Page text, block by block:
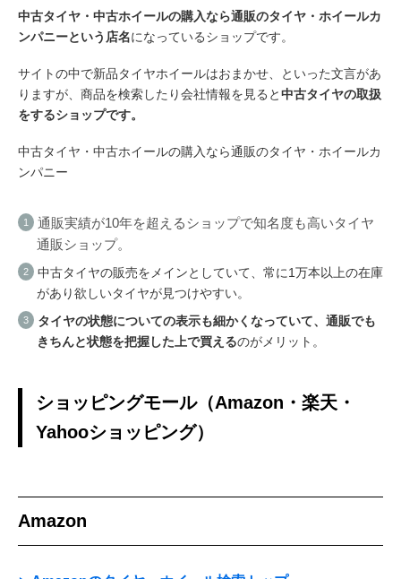
中古タイヤ・中古ホイールの購入なら通販のタイヤ・ホイールカ
ンパニーという店名になっているショップです。
サイトの中で新品タイヤホイールはおまかせ、といった文言があ
りますが、商品を検索したり会社情報を見ると中古タイヤの取扱
をするショップです。
中古タイヤ・中古ホイールの購入なら通販のタイヤ・ホイールカ
ンパニー
通販実績が10年を超えるショップで知名度も高いタイヤ
通販ショップ。
中古タイヤの販売をメインとしていて、常に1万本以上の在庫
があり欲しいタイヤが見つけやすい。
タイヤの状態についての表示も細かくなっていて、通販でも
きちんと状態を把握した上で買えるのがメリット。
ショッピングモール（Amazon・楽天・
Yahooショッピング）
Amazon